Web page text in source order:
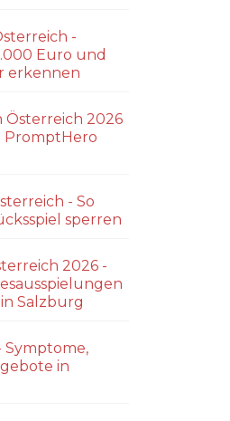
-
Euro und
erkennen
2026
PromptHero
- So
sperren
2026 -
Salzburg
Symptome,
in